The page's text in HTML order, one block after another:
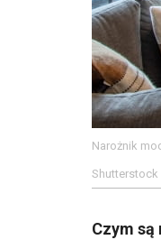
Narożnik
Shutterstock
Czym są